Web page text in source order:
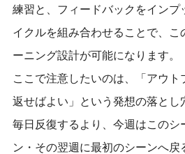
練習と、フィードバックをインプ
イクルを組み合わせることで、こ
ーニング設計が可能になります。
ここで注意したいのは、「アウト
返せばよい」という発想の落とし
毎日反復するより、今週はこのシ
ン・その翌週に最初のシーンへ